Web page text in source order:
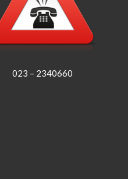
023 – 2340660